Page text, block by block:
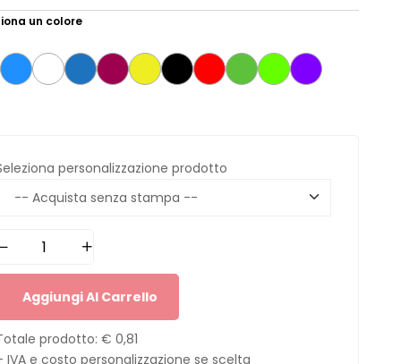
un colore
personalizzazione prodotto
Aggiungi Al Carrello
prodotto: € 0,81
IVA e costo personalizzazione se scelta